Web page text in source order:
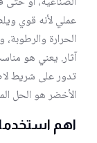
عملي لأنه قوي
الحرارة
آثار. يعني هو
تدور على شريط
الأخضر هو الحل
اهم